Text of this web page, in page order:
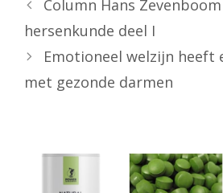
Column Hans
hersenkunde deel I
Emotioneel welzijn heeft
met gezonde darmen